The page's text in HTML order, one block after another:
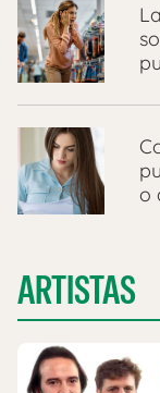
o
ARTISTAS